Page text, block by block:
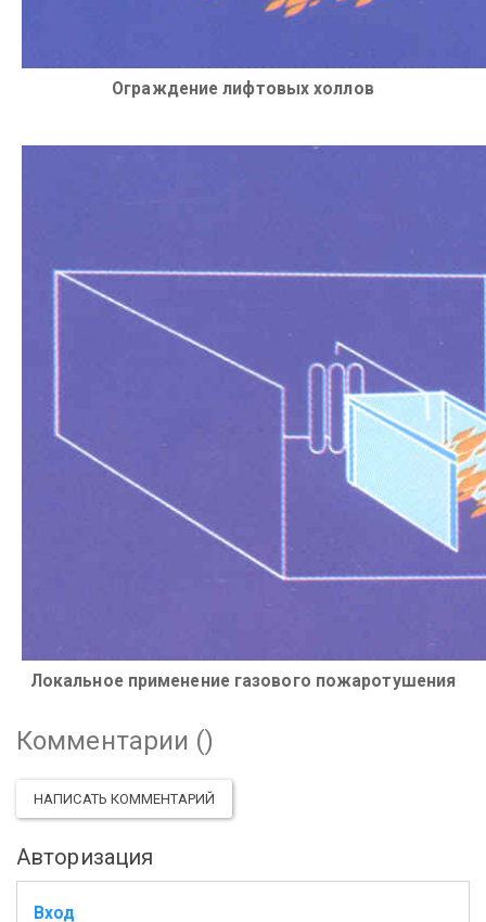
Ограждение лифтовых холлов
Локальное применение газового пожаротушения
Комментарии ()
НАПИСАТЬ КОММЕНТАРИЙ
Авторизация
Вход